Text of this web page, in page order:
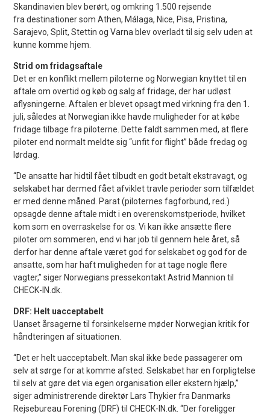
Skandinavien blev berørt, og omkring 1.500 rejsende
fra destinationer som Athen, Málaga, Nice, Pisa, Pristina,
Sarajevo, Split, Stettin og Varna blev overladt til sig selv uden at
kunne komme hjem.
Strid om fridagsaftale
Det er en konflikt mellem piloterne og Norwegian knyttet til en
aftale om overtid og køb og salg af fridage, der har udløst
aflysningerne. Aftalen er blevet opsagt med virkning fra den 1.
juli, således at Norwegian ikke havde muligheder for at købe
fridage tilbage fra piloterne. Dette faldt sammen med, at flere
piloter end normalt meldte sig “unfit for flight” både fredag og
lørdag.
“De ansatte har hidtil fået tilbudt en godt betalt ekstravagt, og
selskabet har dermed fået afviklet travle perioder som tilfældet
er med denne måned. Parat (piloternes fagforbund, red.)
opsagde denne aftale midt i en overenskomstperiode, hvilket
kom som en overraskelse for os. Vi kan ikke ansætte flere
piloter om sommeren, end vi har job til gennem hele året, så
derfor har denne aftale været god for selskabet og god for de
ansatte, som har haft muligheden for at tage nogle flere
vagter,” siger Norwegians pressekontakt Astrid Mannion til
CHECK-IN.dk.
DRF: Helt uacceptabelt
Uanset årsagerne til forsinkelserne møder Norwegian kritik for
håndteringen af situationen.
“Det er helt uacceptabelt. Man skal ikke bede passagerer om
selv at sørge for at komme afsted. Selskabet har en forpligtelse
til selv at gøre det via egen organisation eller ekstern hjælp,”
siger administrerende direktør Lars Thykier fra Danmarks
Rejsebureau Forening (DRF) til CHECK-IN.dk. “Der foreligger